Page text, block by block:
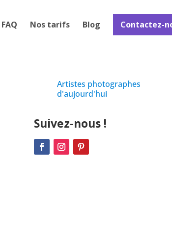
FAQ Nos tarifs Blog Contactez-
Artistes photographes
d'aujourd'hui
Suivez-nous !